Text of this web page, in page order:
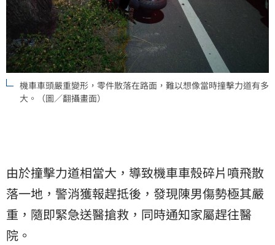
機車車頭嚴重變形，零件散落在路面，難以想像當時撞擊力道有多
大。（圖／翻攝畫面）
由於撞擊力道相當大，導致機車車殼碎片噴飛散
落一地，警消獲報趕抵後，發現陳男傷勢極其嚴
重，隨即緊急送醫搶救，同時通知家屬趕往醫
院。